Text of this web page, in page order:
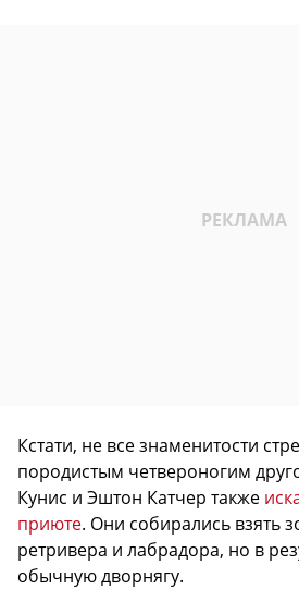
Кстати, не все знаменитости
породистым четвероногим
Кунис и Эштон Катчер также
приюте. Они собирались взять
ретривера и лабрадора, но в
обычную дворнягу.